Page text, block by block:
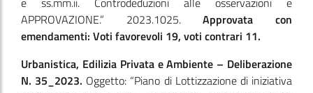
APPROVAZIONE.” 2023.1025.Approvata con
emendamenti: Voti favorevoli 19, voti contrari 11.
Urbanistica, Edilizia Privata e Ambiente – Deliberazione
N. 35_2023. Oggetto: “Piano di Lottizzazione di iniziativa